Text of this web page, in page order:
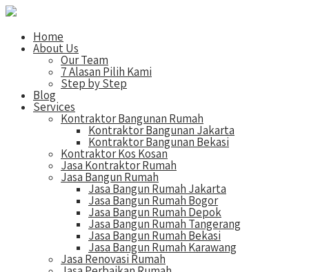
Home
About Us
Our Team
7 Alasan Pilih Kami
Step by Step
Blog
Services
Kontraktor Bangunan Rumah
Kontraktor Bangunan Jakarta
Kontraktor Bangunan Bekasi
Kontraktor Kos Kosan
Jasa Kontraktor Rumah
Jasa Bangun Rumah
Jasa Bangun Rumah Jakarta
Jasa Bangun Rumah Bogor
Jasa Bangun Rumah Depok
Jasa Bangun Rumah Tangerang
Jasa Bangun Rumah Bekasi
Jasa Bangun Rumah Karawang
Jasa Renovasi Rumah